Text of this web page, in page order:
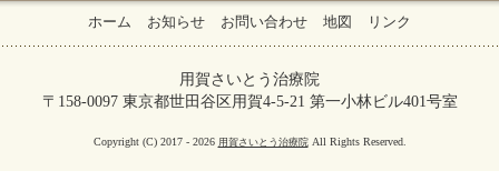
ホーム お知らせ お問い合わせ 地図 リンク
用賀さいとう治療院
〒158-0097 東京都世田谷区用賀4-5-21 第一小林ビル401号室
Copyright (C) 2017 - 2026 用賀さいとう治療院All Rights Reserved.